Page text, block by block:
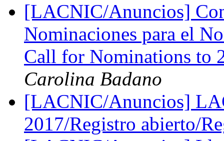
[LACNIC/Anuncios]
Nominaciones para el
Call for Nominations to
Carolina Badano
[LACNIC/Anuncios]
2017/Registro abierto/